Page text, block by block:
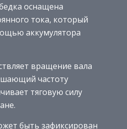
оснащена
тока, который
аккумулятора
вращение вала
частоту
тяговую силу
быть зафиксирован